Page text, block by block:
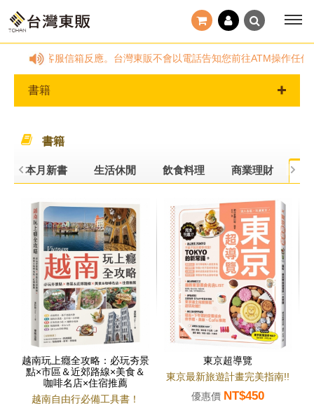
信箱反應。台灣東販不會以電話告知您前往ATM操作任何動作。請
書籍
書籍
本月新書 生活休閒 飲食料理 商業理財
越南玩上癮全攻略：必玩夯景
點×市區＆近郊路線×美食＆
咖啡名店×住宿推薦
越南自由行必備工具書！
東京超導覽
東京最新旅遊計畫完美指南!!
優惠價 NT$450